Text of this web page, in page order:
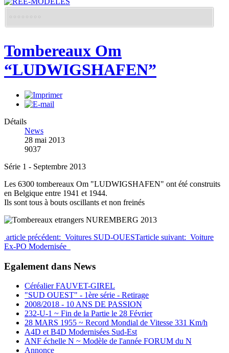
Tombereaux Om
“LUDWIGSHAFEN”
Détails
News
28 mai 2013
9037
Série 1 - Septembre 2013
Les 6300 tombereaux Om "LUDWIGSHAFEN" ont été construits
en Belgique entre 1941 et 1944.
Ils sont tous à bouts oscillants et non freinés
article précédent: Voitures SUD-OUESTarticle suivant: Voiture
Ex-PO Modernisée
Egalement dans News
Céréalier FAUVET-GIREL
"SUD OUEST" - 1ère série - Retirage
2008/2018 - 10 ANS DE PASSION
232-U-1 ~ Fin de la Partie le 28 Février
28 MARS 1955 ~ Record Mondial de Vitesse 331 Km/h
A4D et B4D Modernisées Sud-Est
ANF échelle N ~ Modèle de l'année FORUM du N
Annonce